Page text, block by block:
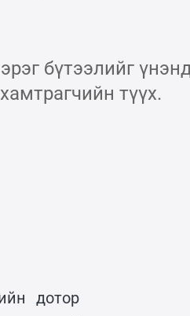
бүтээлийг
түүх.
дотор